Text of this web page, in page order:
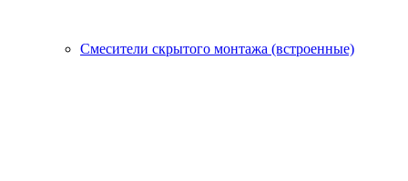
Смесители скрытого монтажа (встроенные)